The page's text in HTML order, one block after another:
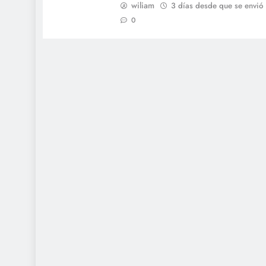
wiliam 3 días desde que se envió
0